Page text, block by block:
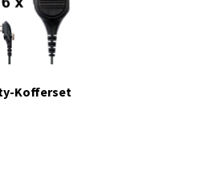
Kofferset